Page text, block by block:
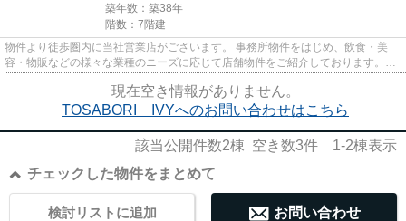
築年数：築38年
階数：7階建
物件より徒歩圏内に当社営業店がございます。 事務所物件をはじめ、飲食・美
容・物販などの様々な業種のニーズに応じて店舗物件をご紹介しております。
尚、弊社ではおとり広告は一切...
現在空き情報がありません。
TOSABORI IVYへのお問い合わせはこちら
該当公開件数2棟 空き数3件 1-2棟表示
チェックした物件をまとめて
お問い合わせ
検討リストに追加